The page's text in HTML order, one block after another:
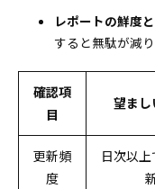
レポートの鮮度
すると無駄が減り
確認項
目
望まし
更新頻
度
日次以